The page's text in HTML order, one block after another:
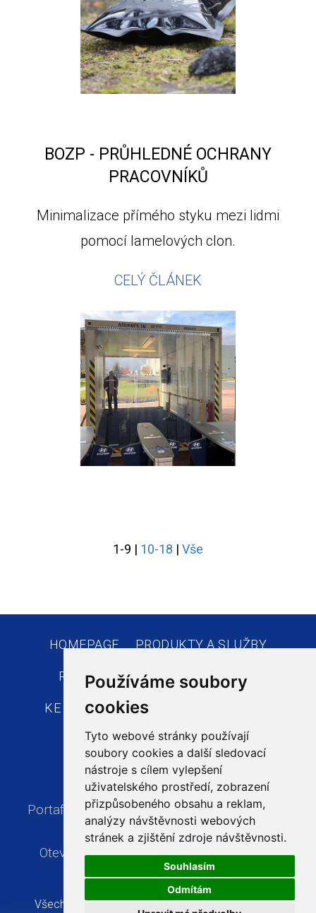
Používáme soubory
cookies
Tyto webové stránky používají
soubory cookies a další sledovací
nástroje s cílem vylepšení
uživatelského prostředí, zobrazení
přizpůsobeného obsahu a reklam,
analýzy návštěvnosti webových
stránek a zjištění zdroje návštěvnosti.
Souhlasím
Odmítám
BOZP - PRŮHLEDNÉ OCHRANY
PRACOVNÍKŮ
Minimalizace přímého styku mezi lidmi
pomocí lamelových clon.
CELÝ ČLÁNEK
1-9 | 10-18 | Vše
HOMEPAGE PRODUKTY A SLUŽBY
REFERENCE AKTUALITY VOP
KE STAŽENÍ KONTAKTY
Portaflex s.r.o., Poděbradova 3267/97A, 702
00 Ostrava, Česká republika
Otevírací doba:Po-Pá, 7:00 - 16:00 hodin
Všechna práva vyhrazena Portaflex s.r.o,tvorba a